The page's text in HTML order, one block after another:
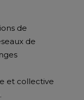
de
de
et collective